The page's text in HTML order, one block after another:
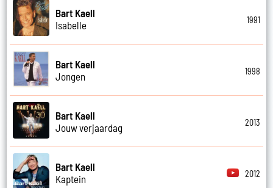
Bart Kaell
Isabelle
1991
Bart Kaell
Jongen
1998
Bart Kaell
Jouw verjaardag
2013
Bart Kaell
Kaptein
2012